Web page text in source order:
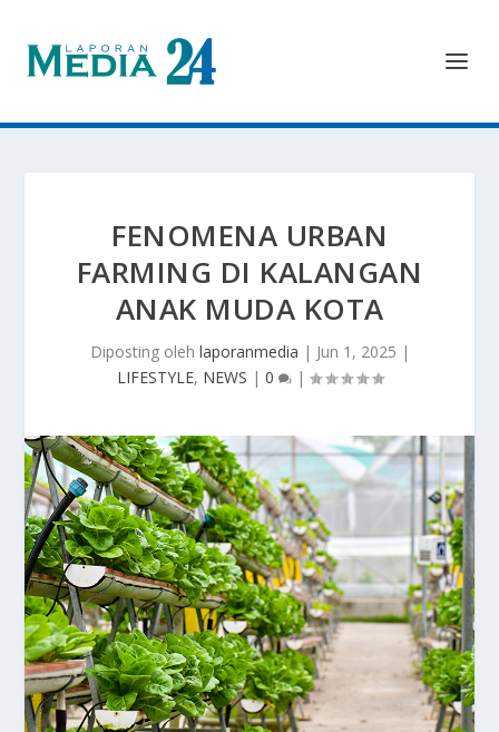
FENOMENA URBAN
FARMING DI KALANGAN
ANAK MUDA KOTA
Diposting oleh laporanmedia | Jun 1, 2025 |
LIFESTYLE, NEWS | 0 |